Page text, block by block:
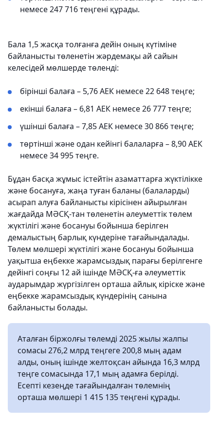
немесе 247 716 теңгені құрады.
Бала 1,5 жасқа толғанға дейін оның күтіміне
байланысты төленетін жәрдемақы ай сайын
келесідей мөлшерде төленді:
бірінші балаға – 5,76 АЕК немесе 22 648 теңге;
екінші балаға – 6,81 АЕК немесе 26 777 теңге;
үшінші балаға – 7,85 АЕК немесе 30 866 теңге;
төртінші және одан кейінгі балаларға – 8,90 АЕК
немесе 34 995 теңге.
Бұдан басқа жұмыс істейтін азаматтарға жүктілікке
және босануға, жаңа туған баланы (балаларды)
асырап алуға байланысты кірісінен айырылған
жағдайда МӘСҚ-тан төленетін әлеуметтік төлем
жүктілігі және босануы бойынша берілген
демалыстың барлық күндеріне тағайындалады.
Төлем мөлшері жүктілігі және босануы бойынша
уақытша еңбекке жарамсыздық парағы берілгенге
дейінгі соңғы 12 ай ішінде МӘСҚ-ға әлеуметтік
аударымдар жүргізілген орташа айлық кіріске және
еңбекке жарамсыздық күндерінің санына
байланысты болады.
Аталған біржолғы төлемді 2025 жылы жалпы
сомасы 276,2 млрд теңгеге 200,8 мың адам
алды, оның ішінде желтоқсан айында 16,3 млрд
теңге сомасында 17,1 мың адамға берілді.
Есепті кезеңде тағайындалған төлемнің
орташа мөлшері 1 415 135 теңгені құрады.